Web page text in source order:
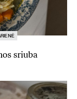
sriuba